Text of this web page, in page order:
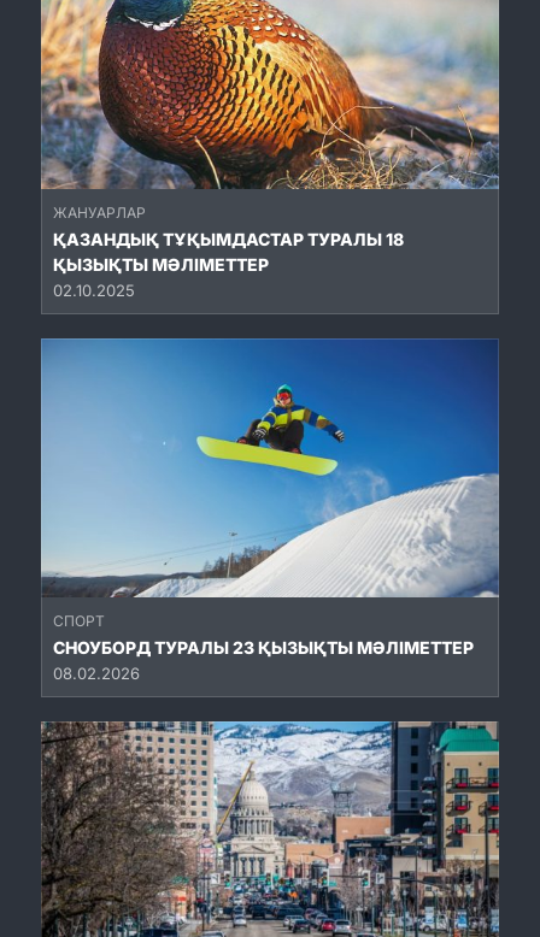
ЖАНУАРЛАР
ҚАЗАНДЫҚ ТҰҚЫМДАСТАР ТУРАЛЫ 18
ҚЫЗЫҚТЫ МӘЛІМЕТТЕР
02.10.2025
СПОРТ
СНОУБОРД ТУРАЛЫ 23 ҚЫЗЫҚТЫ МӘЛІМЕТТЕР
08.02.2026